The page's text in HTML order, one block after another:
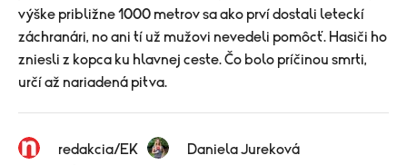
výške približne 1000 metrov sa ako prví dostali leteckí
záchranári, no ani tí už mužovi nevedeli pomôcť. Hasiči ho
zniesli z kopca ku hlavnej ceste. Čo bolo príčinou smrti,
určí až nariadená pitva.
redakcia/EK Daniela Jureková